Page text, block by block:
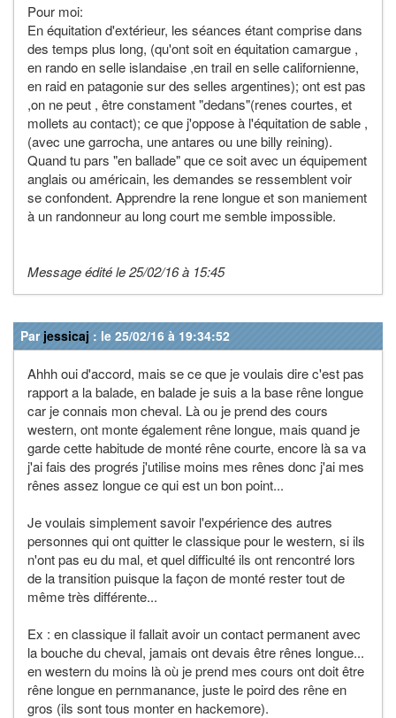
Pour moi:
En équitation d'extérieur, les séances étant comprise dans
des temps plus long, (qu'ont soit en équitation camargue ,
en rando en selle islandaise ,en trail en selle californienne,
en raid en patagonie sur des selles argentines); ont est pas
,on ne peut , être constament "dedans"(renes courtes, et
mollets au contact); ce que j'oppose à l'équitation de sable ,
(avec une garrocha, une antares ou une billy reining).
Quand tu pars "en ballade" que ce soit avec un équipement
anglais ou américain, les demandes se ressemblent voir
se confondent. Apprendre la rene longue et son maniement
à un randonneur au long court me semble impossible.
Message édité le 25/02/16 à 15:45
Par jessicaj : le 25/02/16 à 19:34:52
Ahhh oui d'accord, mais se ce que je voulais dire c'est pas
rapport a la balade, en balade je suis a la base rêne longue
car je connais mon cheval. Là ou je prend des cours
western, ont monte également rêne longue, mais quand je
garde cette habitude de monté rêne courte, encore là sa va
j'ai fais des progrés j'utilise moins mes rênes donc j'ai mes
rênes assez longue ce qui est un bon point...
Je voulais simplement savoir l'expérience des autres
personnes qui ont quitter le classique pour le western, si ils
n'ont pas eu du mal, et quel difficulté ils ont rencontré lors
de la transition puisque la façon de monté rester tout de
même très différente...
Ex : en classique il fallait avoir un contact permanent avec
la bouche du cheval, jamais ont devais être rênes longue...
en western du moins là où je prend mes cours ont doit être
rêne longue en pernmanance, juste le poird des rêne en
gros (ils sont tous monter en hackemore).